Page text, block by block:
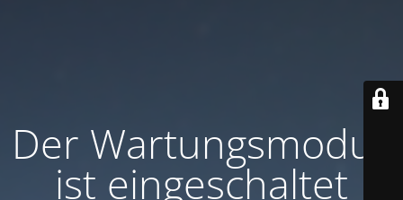
Der Wartungsmodus
ist eingeschaltet